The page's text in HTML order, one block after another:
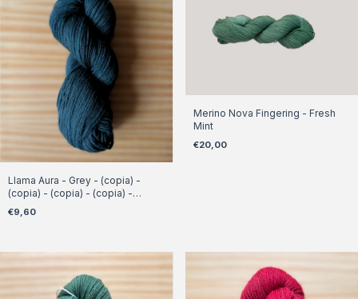
Llama Aura - Grey - (copia) -
(copia) - (copia) - (copia) -
(copia) - (copia) - (copia)
€9,60
Merino Nova Fingering - Fresh
Mint
€20,00